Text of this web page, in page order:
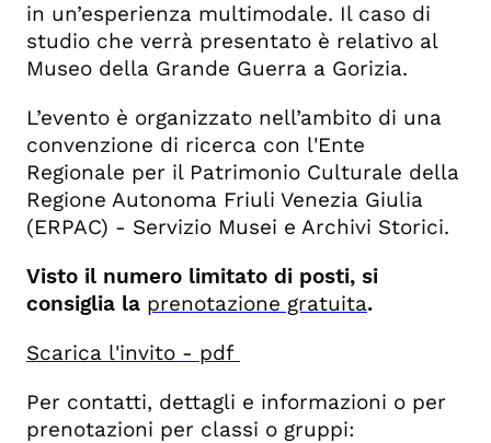
in un’esperienza multimodale. Il caso di
studio che verrà presentato è relativo al
Museo della Grande Guerra a Gorizia.
L’evento è organizzato nell’ambito di una
convenzione di ricerca con l'Ente
Regionale per il Patrimonio Culturale della
Regione Autonoma Friuli Venezia Giulia
(ERPAC) - Servizio Musei e Archivi Storici.
Visto il numero limitato di posti, si
consiglia la prenotazione gratuita.
Scarica l'invito - pdf
Per contatti, dettagli e informazioni o per
prenotazioni per classi o gruppi: